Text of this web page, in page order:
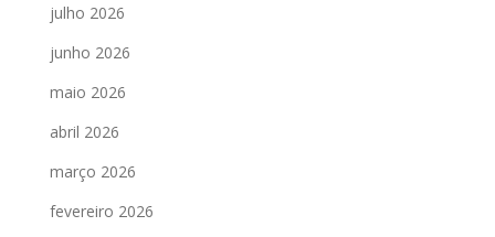
julho 2026
junho 2026
maio 2026
abril 2026
março 2026
fevereiro 2026